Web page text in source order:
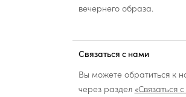
вечернего образа.
Связаться с нами
Вы можете обратиться к
через раздел «Связаться